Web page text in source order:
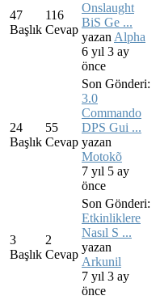
47
Başlık
116
Cevap
Onslaught
BiS Ge ...
yazan Alpha
6 yıl 3 ay
önce
24
Başlık
55
Cevap
Son Gönderi:
3.0
Commando
DPS Gui ...
yazan
Motokõ
7 yıl 5 ay
önce
3
Başlık
2
Cevap
Son Gönderi:
Etkinliklere
Nasıl S ...
yazan
Arkunil
7 yıl 3 ay
önce